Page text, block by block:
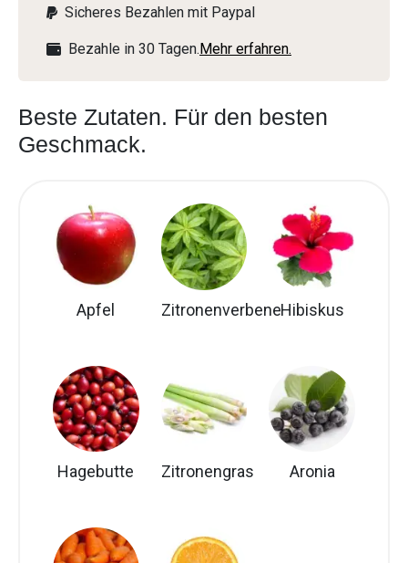
Sicheres Bezahlen mit Paypal
Bezahle in 30 Tagen.Mehr erfahren.
Beste Zutaten. Für den besten
Geschmack.
Apfel ZitronenverbeneHibiskus
Hagebutte Zitronengras Aronia